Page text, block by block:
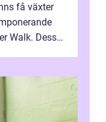
få växter
Walk. Dess